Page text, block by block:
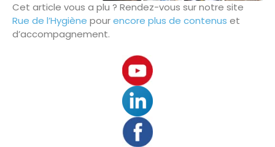
Cet article vous a plu ? Rendez-vous sur notre site
Rue de l’Hygiène pourencore plus de contenus et
d’accompagnement.